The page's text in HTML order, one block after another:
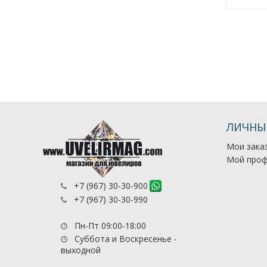
+7 (967) 30-30-900
+7 (967) 30-30-990
Пн-Пт 09:00-18:00
Суббота и Воскресенье -
выходной
Мои
Мой